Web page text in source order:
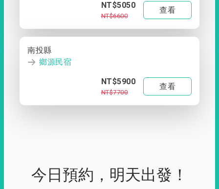
NT$5050
NT$6600
查看
南投縣
鄉源民宿
NT$5900
NT$7700
查看
今日預約，明天出發！